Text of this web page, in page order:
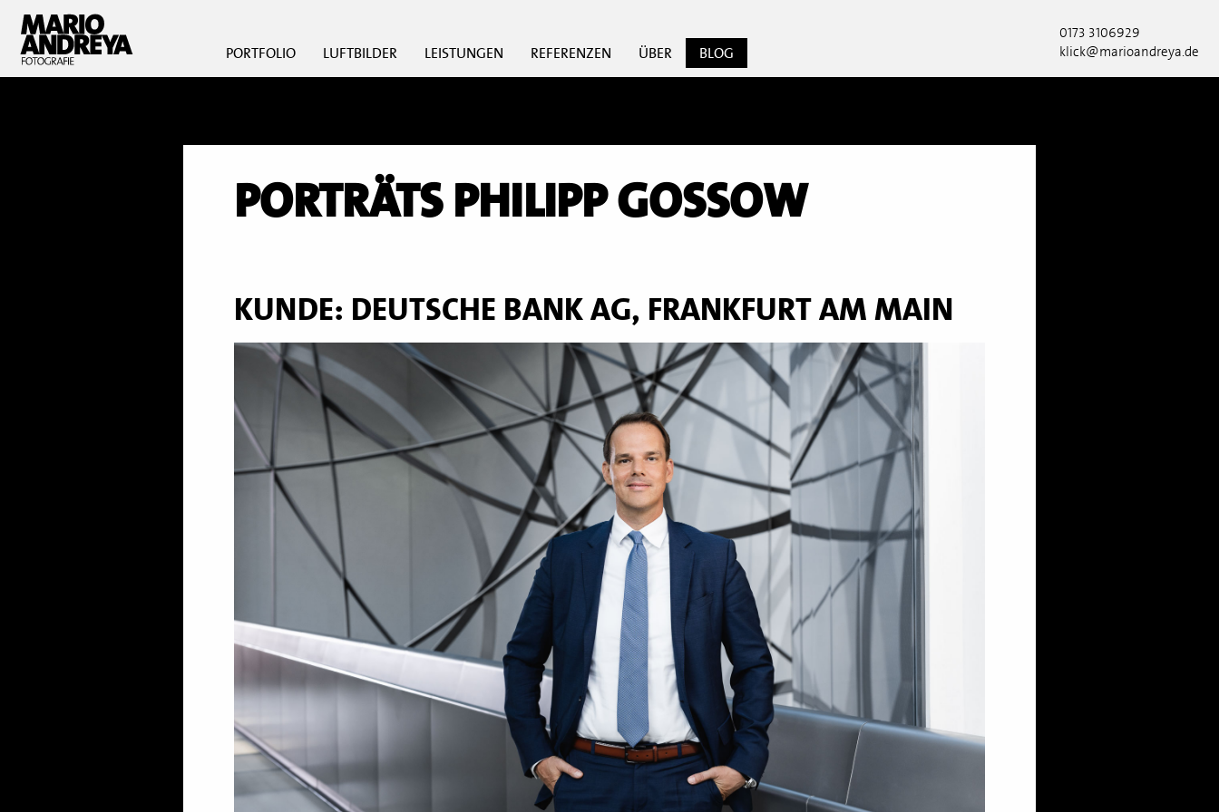
PORTFOLIO LUFTBILDER LEISTUNGEN REFERENZEN ÜBER BLOG
0173 3106929
klick@marioandreya.de
PORTRÄTS PHILIPP GOSSOW
KUNDE: DEUTSCHE BANK AG, FRANKFURT AM MAIN